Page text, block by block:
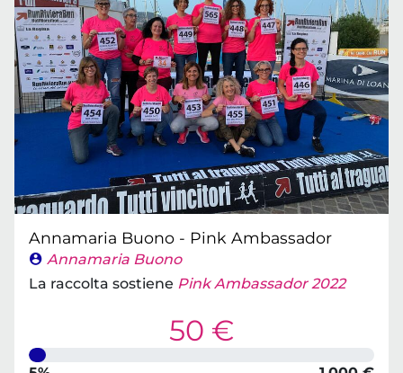
Annamaria Buono - Pink Ambassador
Annamaria Buono
La raccolta sostiene Pink Ambassador 2022
50 €